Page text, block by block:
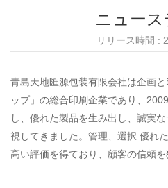
ニュース
リリース時間 :
青島天地匯源包装有限会社は企画
ップ」の総合印刷企業であり、
し、優れた製品を生み出し、誠実
視してきました。管理、選択 優れ
高い評価を得ており、顧客の信頼を